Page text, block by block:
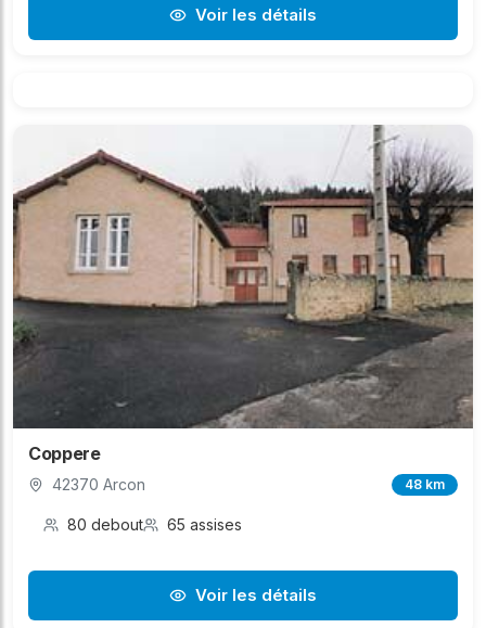
Voir les détails
Coppere
42370 Arcon 48 km
80 debout 65 assises
Voir les détails